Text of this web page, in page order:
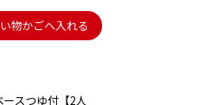
物かごへ入れる
スつゆ付【2人